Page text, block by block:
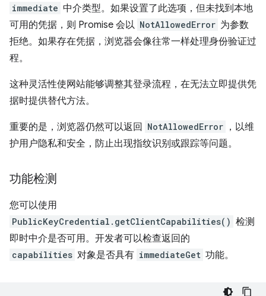
immediate 中介类型。如果设置了此选项，但未找到本地
可用的凭据，则 Promise 会以 NotAllowedError 为参数
拒绝。如果存在凭据，浏览器会像往常一样处理身份验证过
程。
这种灵活性使网站能够调整其登录流程，在无法立即提供凭
据时提供替代方法。
重要的是，浏览器仍然可以返回 NotAllowedError ，以维
护用户隐私和安全，防止出现指纹识别或跟踪等问题。
功能检测
您可以使用
PublicKeyCredential.getClientCapabilities() 检测
即时中介是否可用。开发者可以检查返回的
capabilities 对象是否具有 immediateGet 功能。